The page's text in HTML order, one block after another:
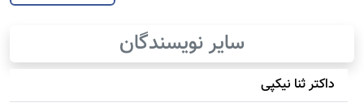
سایر نویسندگان
داکتر ثنا نیکپی